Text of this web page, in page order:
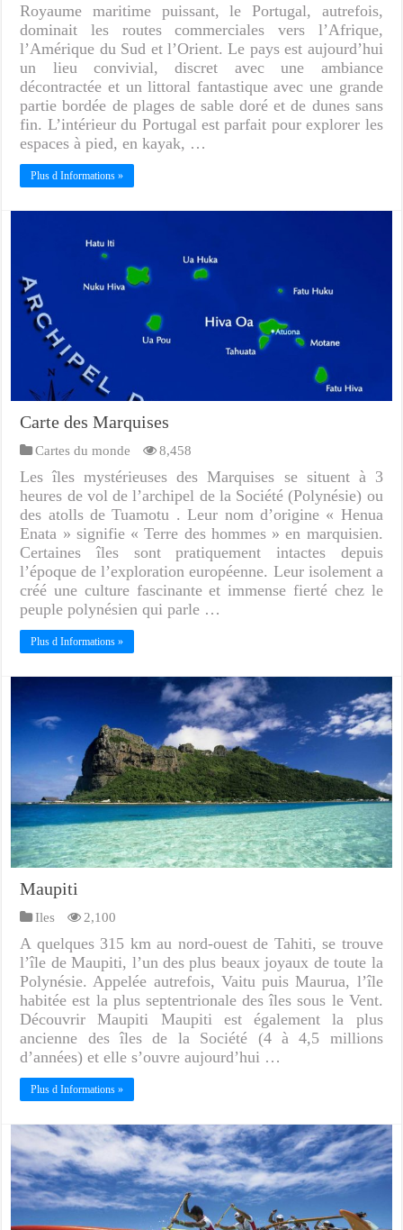
Royaume maritime puissant, le Portugal, autrefois,
dominait les routes commerciales vers l’Afrique,
l’Amérique du Sud et l’Orient. Le pays est aujourd’hui
un lieu convivial, discret avec une ambiance
décontractée et un littoral fantastique avec une grande
partie bordée de plages de sable doré et de dunes sans
fin. L’intérieur du Portugal est parfait pour explorer les
espaces à pied, en kayak, …
Plus d Informations »
Carte des Marquises
Cartes du monde 8,458
Les îles mystérieuses des Marquises se situent à 3
heures de vol de l’archipel de la Société (Polynésie) ou
des atolls de Tuamotu . Leur nom d’origine « Henua
Enata » signifie « Terre des hommes » en marquisien.
Certaines îles sont pratiquement intactes depuis
l’époque de l’exploration européenne. Leur isolement a
créé une culture fascinante et immense fierté chez le
peuple polynésien qui parle …
Plus d Informations »
Maupiti
Iles 2,100
A quelques 315 km au nord-ouest de Tahiti, se trouve
l’île de Maupiti, l’un des plus beaux joyaux de toute la
Polynésie. Appelée autrefois, Vaitu puis Maurua, l’île
habitée est la plus septentrionale des îles sous le Vent.
Découvrir Maupiti Maupiti est également la plus
ancienne des îles de la Société (4 à 4,5 millions
d’années) et elle s’ouvre aujourd’hui …
Plus d Informations »